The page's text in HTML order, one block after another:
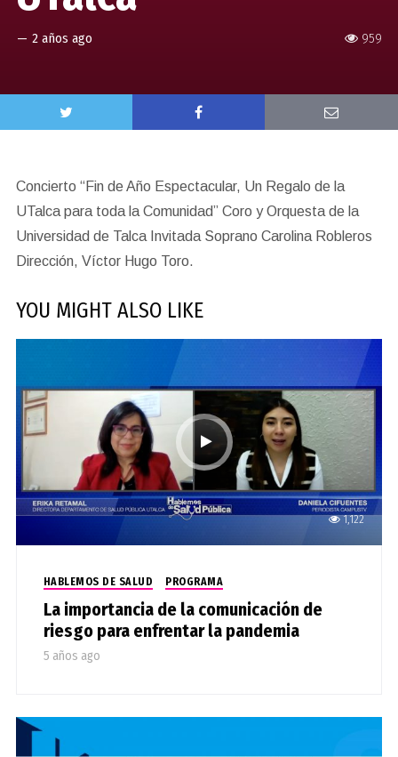
959
— 2 años ago
Concierto “Fin de Año Espectacular, Un Regalo de la
UTalca para toda la Comunidad” Coro y Orquesta de la
Universidad de Talca Invitada Soprano Carolina Robleros
Dirección, Víctor Hugo Toro.
YOU MIGHT ALSO LIKE
1,122
HABLEMOS DE SALUD PROGRAMA
La importancia de la comunicación de
riesgo para enfrentar la pandemia
5 años ago